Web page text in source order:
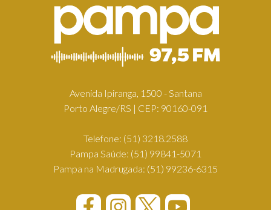
Avenida Ipiranga, 1500 - Santana
Porto Alegre/RS | CEP: 90160-091
Telefone: (51) 3218.2588
Pampa Saúde: (51) 99841-5071
Pampa na Madrugada: (51) 99236-6315